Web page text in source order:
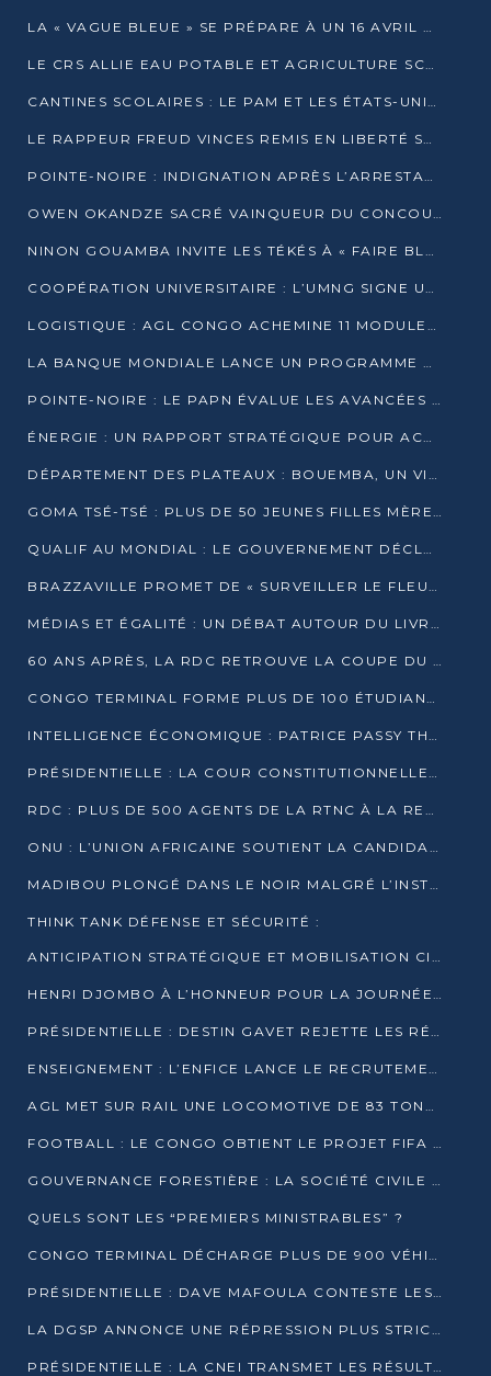
LA « VAGUE BLEUE » SE PRÉPARE À UN 16 AVRIL HISTORIQUE
LE CRS ALLIE EAU POTABLE ET AGRICULTURE SCOLAIRE AU CŒUR DE LA TRANSFORMATION DES ÉCOLES RURALES
CANTINES SCOLAIRES : LE PAM ET LES ÉTATS-UNIS AU CONTACT DES ÉCOLIERS DE KINKALA
LE RAPPEUR FREUD VINCES REMIS EN LIBERTÉ SOUS PRESSION MÉDIATIQUE
POINTE-NOIRE : INDIGNATION APRÈS L’ARRESTATION DU RAPPEUR FREUD VINCES
OWEN OKANDZE SACRÉ VAINQUEUR DU CONCOURS SLAM POUR LA VIE
NINON GOUAMBA INVITE LES TÉKÉS À « FAIRE BLOC » POUR PESER DANS LE DÉBAT NATIONAL
COOPÉRATION UNIVERSITAIRE : L’UMNG SIGNE UN ACCORD STRATÉGIQUE AVEC L’UNIVERSITÉ HAINAN EN CHINE
LOGISTIQUE : AGL CONGO ACHEMINE 11 MODULES GÉANTS JUSQU’À BRAZZAVILLE
LA BANQUE MONDIALE LANCE UN PROGRAMME DE 394 MILLIONS DE DOLLARS POUR LE BASSIN DU CONGO
POINTE-NOIRE : LE PAPN ÉVALUE LES AVANCÉES DU MÔLE EST
ÉNERGIE : UN RAPPORT STRATÉGIQUE POUR ACCÉLÉRER LA TRANSITION AU CONGO
DÉPARTEMENT DES PLATEAUX : BOUEMBA, UN VIVIER ÉCONOMIQUE PRÊT À EXPLOSER
GOMA TSÉ-TSÉ : PLUS DE 50 JEUNES FILLES MÈRES SENSIBILISÉES À LA SANTÉ SEXUELLE
QUALIF AU MONDIAL : LE GOUVERNEMENT DÉCLARE LA JOURNÉE DU 1ER AVRIL 2026 CHÔMÉE ET PAYÉE
BRAZZAVILLE PROMET DE « SURVEILLER LE FLEUVE » APRÈS LA QUALIFICATION DE LA RDC AU MONDIAL
MÉDIAS ET ÉGALITÉ : UN DÉBAT AUTOUR DU LIVRE « CES FEMMES QUI REPRENNENT LE POUVOIR SUR LEUR VIE »
60 ANS APRÈS, LA RDC RETROUVE LA COUPE DU MONDE
CONGO TERMINAL FORME PLUS DE 100 ÉTUDIANTS AUX TECHNIQUES D’EMBAUCHE
INTELLIGENCE ÉCONOMIQUE : PATRICE PASSY THÉORISE UNE STRATÉGIE ADAPTÉE AUX CONTEXTES FRAGMENTÉS
PRÉSIDENTIELLE : LA COUR CONSTITUTIONNELLE CONFIRME LA VICTOIRE DE SASSOU NGUESSO AVEC 94,90 % DES SUFFRAGES
RDC : PLUS DE 500 AGENTS DE LA RTNC À LA RETRAITE, UNE PAGE SE TOURNE
ONU : L’UNION AFRICAINE SOUTIENT LA CANDIDATURE DE MACKY SALL
MADIBOU PLONGÉ DANS LE NOIR MALGRÉ L’INSTALLATION D’UN NOUVEAU TRANSFORMATEUR
THINK TANK DÉFENSE ET SÉCURITÉ :
ANTICIPATION STRATÉGIQUE ET MOBILISATION CITOYENNE POUR NOTRE SOUVERAINETÉ NATIONALE
HENRI DJOMBO À L’HONNEUR POUR LA JOURNÉE MONDIALE DU THÉÂTRE
PRÉSIDENTIELLE : DESTIN GAVET REJETTE LES RÉSULTATS ET APPELLE À UN DIALOGUE NATIONAL
ENSEIGNEMENT : L’ENFICE LANCE LE RECRUTEMENT DE SA PREMIÈRE PROMOTION DE PROFESSEURS DES ÉCOLES
AGL MET SUR RAIL UNE LOCOMOTIVE DE 83 TONNES À POINTE-NOIRE
FOOTBALL : LE CONGO OBTIENT LE PROJET FIFA ARENA POUR SES 15 DÉPARTEMENTS
GOUVERNANCE FORESTIÈRE : LA SOCIÉTÉ CIVILE CONGOLAISE AFFICHE SES PRIORITÉS POUR 2026
QUELS SONT LES “PREMIERS MINISTRABLES” ?
CONGO TERMINAL DÉCHARGE PLUS DE 900 VÉHICULES EN QUELQUES HEURES
PRÉSIDENTIELLE : DAVE MAFOULA CONTESTE LES RÉSULTATS PROVISOIRES
LA DGSP ANNONCE UNE RÉPRESSION PLUS STRICTE CONTRE LES MOTO-TAXIS
PRÉSIDENTIELLE : LA CNEI TRANSMET LES RÉSULTATS PROVISOIRES À LA COUR CONSTITUTIONNELLE